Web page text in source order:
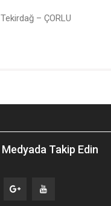
– ÇORLU
Takip Edin